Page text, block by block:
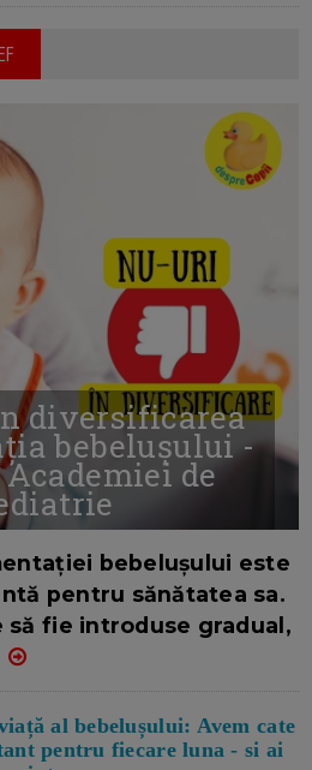
diversificarea
bebelușului -
de
bebelușului este
pentru sănătatea sa.
fie introduse gradual,
al bebelușului: Avem cate
pentru fiecare luna - si ai